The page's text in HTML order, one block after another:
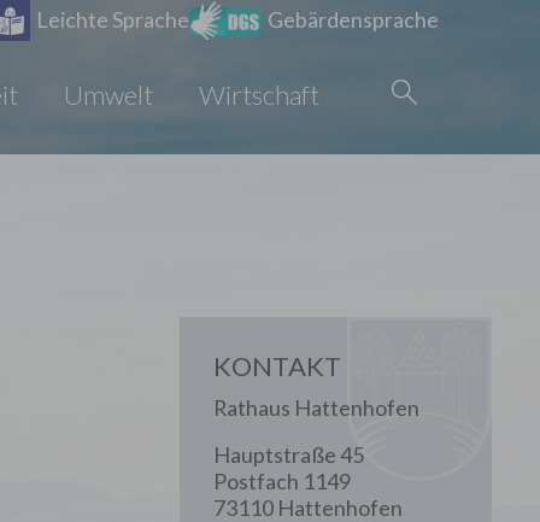
Leichte Sprache Gebärdensprache
Umwelt Wirtschaft
KONTAKT
Rathaus Hattenhofen
Hauptstraße 45
Postfach 1149
73110 Hattenhofen